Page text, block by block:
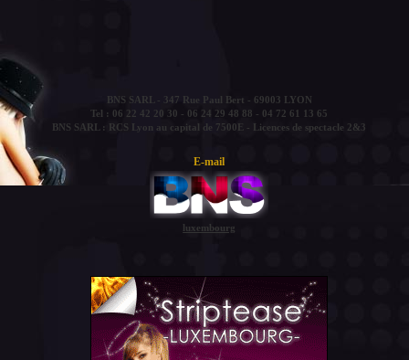
BNS SARL - 347 Rue Paul Bert - 69003 LYON
Tel : 06 22 42 20 30 - 06 24 29 48 88 - 04 72 61 13 65
BNS SARL : RCS Lyon au capital de 7500E - Licences de spectacle 2&3
E-mail
luxembourg